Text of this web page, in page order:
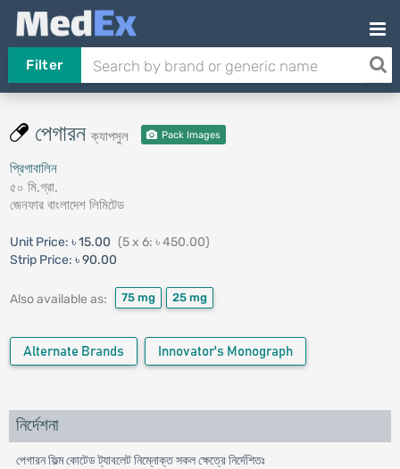
Filter
পেগারনক্যাপসুল Pack Images
প্রিগাবালিন
৫০ মি.গ্রা.
জেনফার বাংলাদেশ লিমিটেড
Unit Price: ৳ 15.00 (5 x 6: ৳ 450.00)
Strip Price: ৳ 90.00
Also available as: 75 mg 25 mg
Alternate Brands Innovator's Monograph
নির্দেশনা
পেগারন ফিল্ম কোটেড ট্যাবলেট নিম্নোক্ত সকল ক্ষেত্রে নির্দেশিতঃ